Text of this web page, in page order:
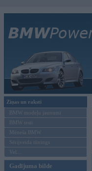
Ziņas un raksti
BMW modeļu jaunumi
BMW testi
Mēneša BMW
Sērijveida tūnings
Vel...
Gadījuma bilde